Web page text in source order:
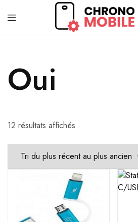
Chronomobile
Achat,
de
smartphones
et
tablettes
Oui
12 résultats affichés